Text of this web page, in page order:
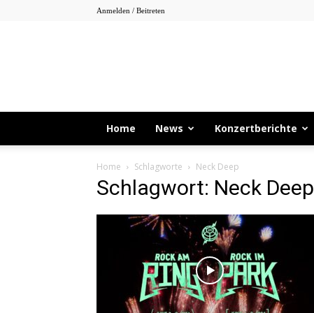
Anmelden / Beitreten
Home News Konzertberichte
Home Schlagworte Neck Deep
Schlagwort: Neck Deep